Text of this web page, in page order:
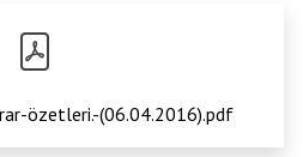
özetleri.-(06.04.2016).pdf